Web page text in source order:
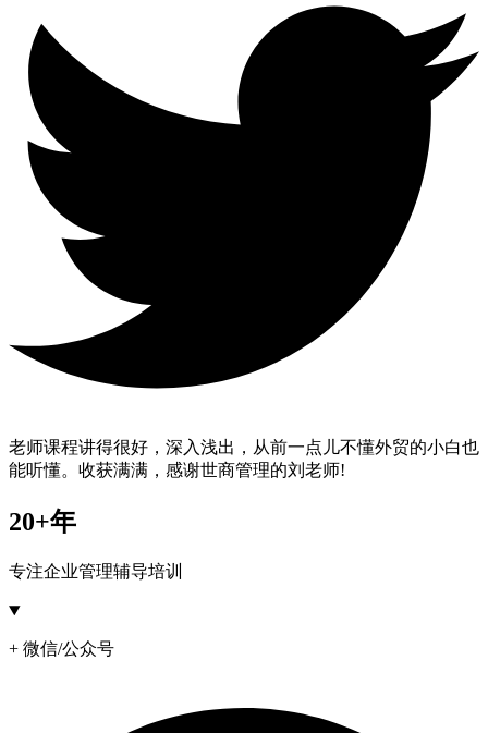
老师课程讲得很好，深入浅出，从前一点儿不懂外贸的小白也
能听懂。收获满满，感谢世商管理的刘老师!
20+年
专注企业管理辅导培训
+ 微信/公众号